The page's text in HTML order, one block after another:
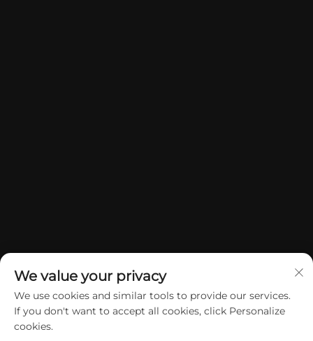
Copyright © 2026 China Dongguan Yuan Jie Gifts & Crafts Co., Ltd.
We value your privacy
We use cookies and similar tools to provide our services.
If you don't want to accept all cookies, click Personalize
cookies.